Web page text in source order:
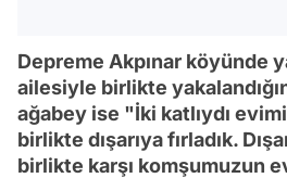
Depreme Akpınar köyünde
ailesiyle birlikte
ağabey ise "İki katlıydı
birlikte dışarıya fırladık.
birlikte karşı komşumuzun